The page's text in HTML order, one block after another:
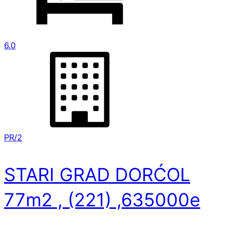
6.0
PR/2
STARI GRAD DORĆOL
77m2 , (221) ,635000e